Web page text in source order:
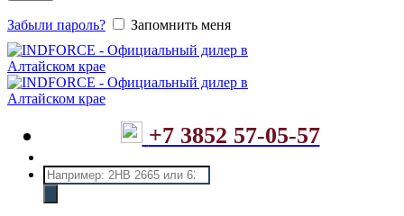
Забыли пароль? Запомнить меня
+7 3852 57-05-57
Поиск
товаров